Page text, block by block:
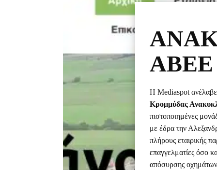
ΑΒΕΕ
Η Mediaspot ανέλαβε
Κρομμύδας
πιστοποιημένες
με έδρα την
πλήρους εταιρικής
επαγγελματίες όσο
απόσυρσης